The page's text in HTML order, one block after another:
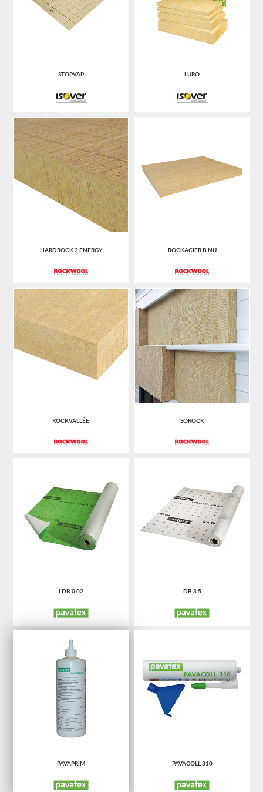
STOPVAP LURO
HARDROCK 2 ENERGY ROCKACIER B NU
ROCKVALLÉE SOROCK
LDB 0.02 DB 3.5
PAVAPRIM PAVACOLL 310